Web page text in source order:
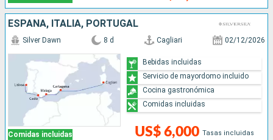
ESPAÑA, ITALIA, PORTUGAL
Comidas incluidas
Silver Dawn 8 d Cagliari 02/12/2026
US$ 6,000 Tasas incluidas
Bebidas incluidas
Servicio de mayordomo incluido
Cocina gastronómica
Comidas incluidas